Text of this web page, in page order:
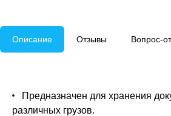
Описание Отзывы Вопрос-
Предназначен для хранения
различных грузов.